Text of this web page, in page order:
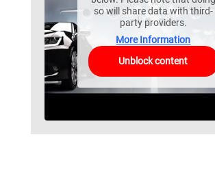
so will share data with third-
party providers.
More Information
Unblock content